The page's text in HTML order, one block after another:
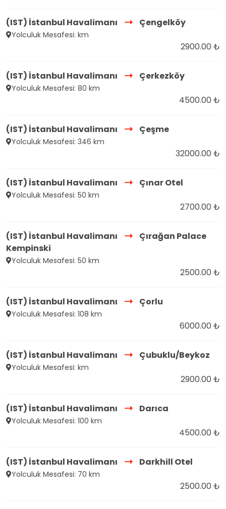
(IST) İstanbul Havalimanı Çengelköy
Yolculuk Mesafesi: km
2900.00 ₺
(IST) İstanbul Havalimanı Çerkezköy
Yolculuk Mesafesi: 80 km
4500.00 ₺
(IST) İstanbul Havalimanı Çeşme
Yolculuk Mesafesi: 346 km
32000.00 ₺
(IST) İstanbul Havalimanı Çınar Otel
Yolculuk Mesafesi: 50 km
2700.00 ₺
(IST) İstanbul Havalimanı
Çırağan Palace
Kempinski
Yolculuk Mesafesi: 50 km
2500.00 ₺
(IST) İstanbul Havalimanı Çorlu
Yolculuk Mesafesi: 108 km
6000.00 ₺
(IST) İstanbul Havalimanı Çubuklu/Beykoz
Yolculuk Mesafesi: km
2900.00 ₺
(IST) İstanbul Havalimanı Darıca
Yolculuk Mesafesi: 100 km
4500.00 ₺
(IST) İstanbul Havalimanı Darkhill Otel
Yolculuk Mesafesi: 70 km
2500.00 ₺